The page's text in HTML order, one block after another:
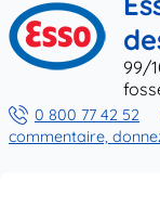
99/
0 800 77 42 52
commentaire,